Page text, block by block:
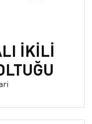
İKİLİ